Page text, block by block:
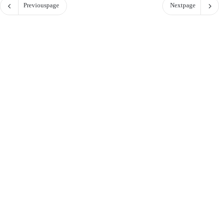
Previous page Next page